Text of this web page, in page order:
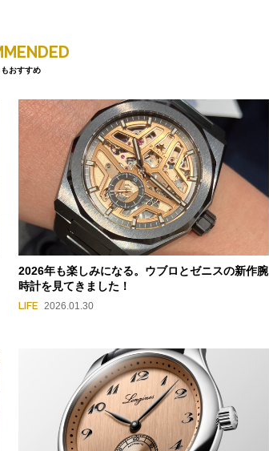
おすすめ
2026年も楽しみになる。ウブロとゼニスの新作腕
時計を見てきました！
LIFE 2026.01.30